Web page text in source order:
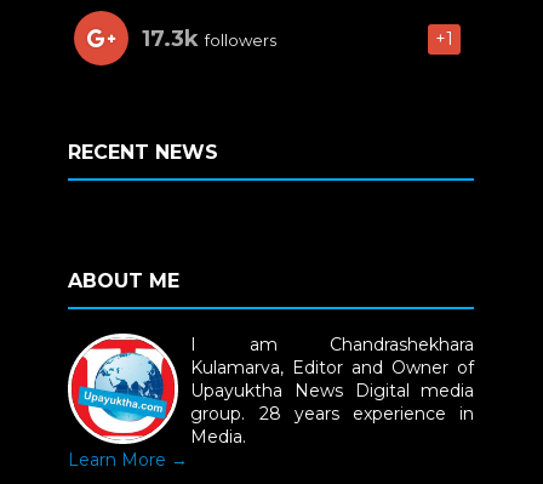
17.3k followers +1
RECENT NEWS
ABOUT ME
I am Chandrashekhara
Kulamarva, Editor and Owner of
Upayuktha News Digital media
group. 28 years experience in
Media.
Learn More →